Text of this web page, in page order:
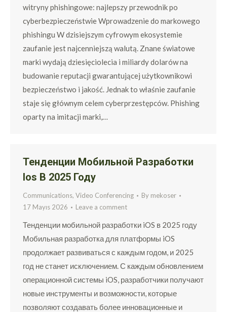
witryny phishingowe: najlepszy przewodnik po
cyberbezpieczeństwie Wprowadzenie do markowego
phishingu W dzisiejszym cyfrowym ekosystemie
zaufanie jest najcenniejszą walutą. Znane światowe
marki wydają dziesięciolecia i miliardy dolarów na
budowanie reputacji gwarantującej użytkownikowi
bezpieczeństwo i jakość. Jednak to właśnie zaufanie
staje się głównym celem cyberprzestępców. Phishing
oparty na imitacji marki,…
Тенденции Мобильной Разработки
Ios В 2025 Году
Communications, Video Conferencing By mekoser
17 Mayıs 2026
Leave a comment
Тенденции мобильной разработки iOS в 2025 году
Мобильная разработка для платформы iOS
продолжает развиваться с каждым годом, и 2025
год не станет исключением. С каждым обновлением
операционной системы iOS, разработчики получают
новые инструменты и возможности, которые
позволяют создавать более инновационные и